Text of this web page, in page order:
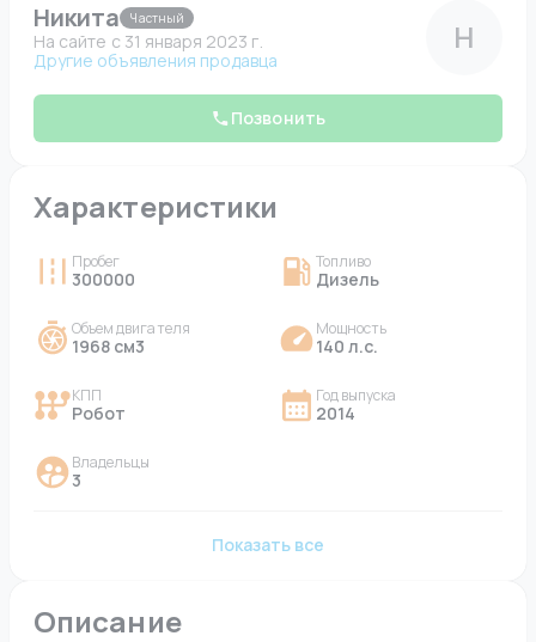
Никита Частный
На сайте c 31 января 2023 г.
Другие объявления продавца
Н
Позвонить
Характеристики
Пробег
300000
Топливо
Дизель
Объем двигателя
1968 см3
Мощность
140 л.с.
КПП
Робот
Год выпуска
2014
Владельцы
3
Показать все
Описание